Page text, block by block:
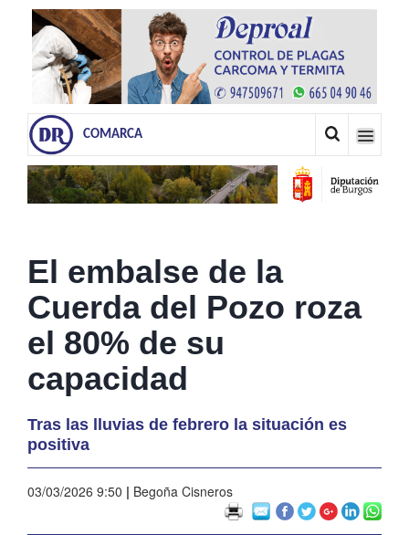
COMARCA
El embalse de la
Cuerda del Pozo roza
el 80% de su
capacidad
Tras las lluvias de febrero la situación es
positiva
03/03/2026 9:50 | Begoña Cisneros